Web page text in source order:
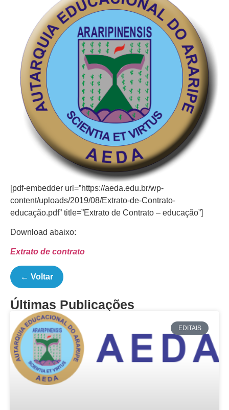
[pdf-embedder url=”https://aeda.edu.br/wp-
content/uploads/2019/08/Extrato-de-Contrato-
educação.pdf” title=”Extrato de Contrato – educação”]
Download abaixo:
Extrato de contrato
← Voltar
Últimas Publicações
EDITAIS